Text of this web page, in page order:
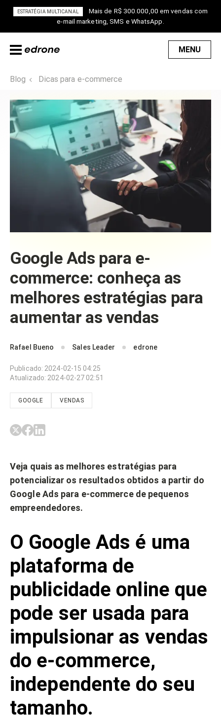
ESTRATÉGIA MULTICANAL
Mais de R$ 300.000,00 em vendas com
e-mail marketing, SMS e WhatsApp.
MENU
Blog Dicas para e-commerce
Google Ads para e-
commerce: conheça as
melhores estratégias para
aumentar as vendas
Rafael Bueno Sales Leader edrone
Publicado: 2024-02-15 04:25
Atualizado: 2024-02-27 02:51
GOOGLE VENDAS
Veja quais as melhores estratégias para
potencializar os resultados obtidos a partir do
Google Ads para e-commerce de pequenos
empreendedores.
O Google Ads é uma
plataforma de
publicidade online que
pode ser usada para
impulsionar as vendas
do e-commerce,
independente do seu
tamanho.